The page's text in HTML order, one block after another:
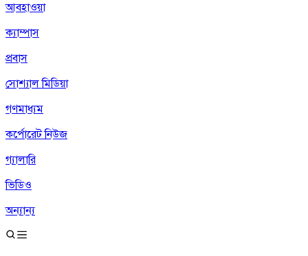
আবহাওয়া
ক্যাম্পাস
প্রবাস
সোশ্যাল মিডিয়া
গণমাধ্যম
কর্পোরেট নিউজ
গ্যালারি
ভিডিও
অন্যান্য